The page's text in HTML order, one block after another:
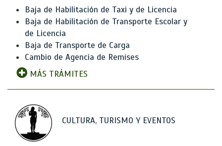
Baja de Habilitación de Taxi y de Licencia
Baja de Habilitación de Transporte Escolar y
de Licencia
Baja de Transporte de Carga
Cambio de Agencia de Remises
MÁS TRÁMITES
CULTURA, TURISMO Y EVENTOS